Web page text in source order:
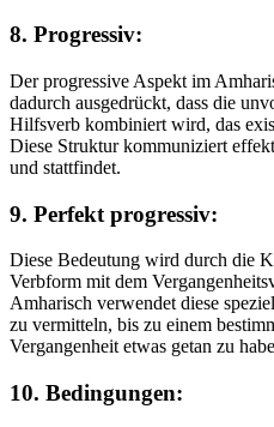
8. Progressiv:
Der progressive Aspekt im
dadurch ausgedrückt, dass die
Hilfsverb kombiniert wird, das
Diese Struktur kommuniziert
und stattfindet.
9. Perfekt progressiv:
Diese Bedeutung wird durch die
Verbform mit dem
Amharisch verwendet diese
zu vermitteln, bis zu einem
Vergangenheit etwas getan zu
10. Bedingungen: